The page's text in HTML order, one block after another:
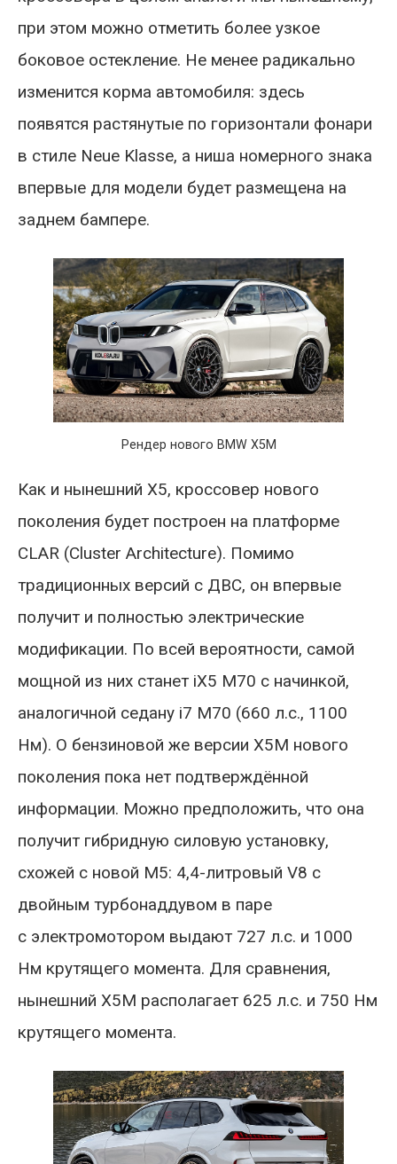
при этом можно отметить более узкое
боковое остекление. Не менее радикально
изменится корма автомобиля: здесь
появятся растянутые по горизонтали фонари
в стиле Neue Klasse, а ниша номерного знака
впервые для модели будет размещена на
заднем бампере.
Рендер нового BMW X5M
Как и нынешний X5, кроссовер нового
поколения будет построен на платформе
CLAR (Cluster Architecture). Помимо
традиционных версий с ДВС, он впервые
получит и полностью электрические
модификации. По всей вероятности, самой
мощной из них станет iX5 M70 с начинкой,
аналогичной седану i7 M70 (660 л.с., 1100
Нм). О бензиновой же версии X5M нового
поколения пока нет подтверждённой
информации. Можно предположить, что она
получит гибридную силовую установку,
схожей с новой M5: 4,4-литровый V8 с
двойным турбонаддувом в паре
с электромотором выдают 727 л.с. и 1000
Нм крутящего момента. Для сравнения,
нынешний Х5М располагает 625 л.с. и 750 Нм
крутящего момента.